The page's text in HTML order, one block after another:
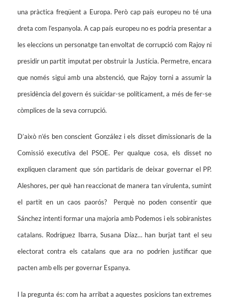
una pràctica freqüent a Europa. Però cap país europeu no té una
dreta com l’espanyola. A cap país europeu no es podria presentar a
les eleccions un personatge tan envoltat de corrupció com Rajoy ni
presidir un partit imputat per obstruir la Justícia. Permetre, encara
que només sigui amb una abstenció, que Rajoy torni a assumir la
presidència del govern és suïcidar-se políticament, a més de fer-se
còmplices de la seva corrupció.
D’això n’és ben conscient González i els disset dimissionaris de la
Comissió executiva del PSOE. Per qualque cosa, els disset no
expliquen clarament que són partidaris de deixar governar el PP.
Aleshores, per què han reaccionat de manera tan virulenta, sumint
el partit en un caos paorós? Perquè no poden consentir que
Sánchez intenti formar una majoria amb Podemos i els sobiranistes
catalans. Rodríguez Ibarra, Susana Díaz… han burjat tant el seu
electorat contra els catalans que ara no podrien justificar que
pacten amb ells per governar Espanya.
I la pregunta és: com ha arribat a aquestes posicions tan extremes